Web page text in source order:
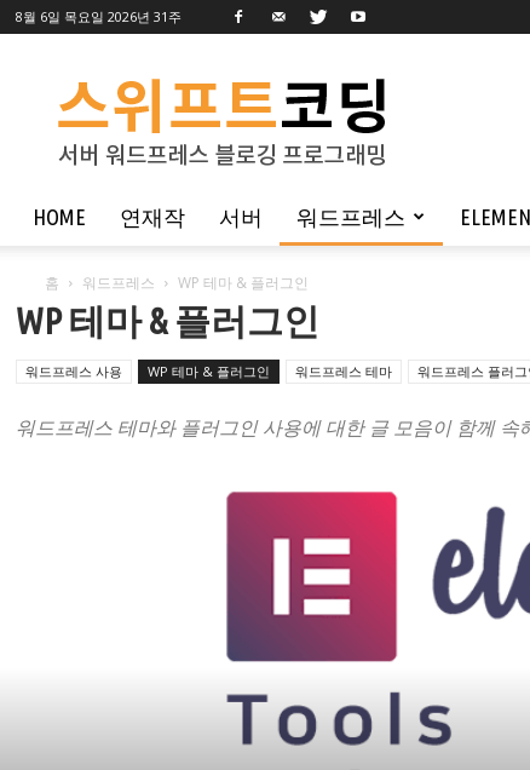
8월 6일 목요일 2026년 31주
스
위
프
트
딩
HOME 연재작 서버 워드프레스
홈 워드프레스 WP 테마 & 플러그인
WP 테마 & 플러그인
워드프레스 사용 WP 테마 & 플러그인 워드프레스 테마 워드프레스 플러그
워드프레스 테마와 플러그인 사용에 대한 글 모음이 함께 속